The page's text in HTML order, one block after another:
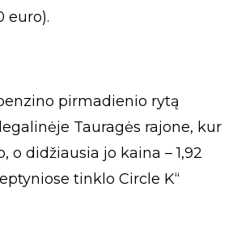
euro).
pirmadienio rytą
Tauragės rajone, kur
o didžiausia jo kaina – 1,92
tinklo Circle K“